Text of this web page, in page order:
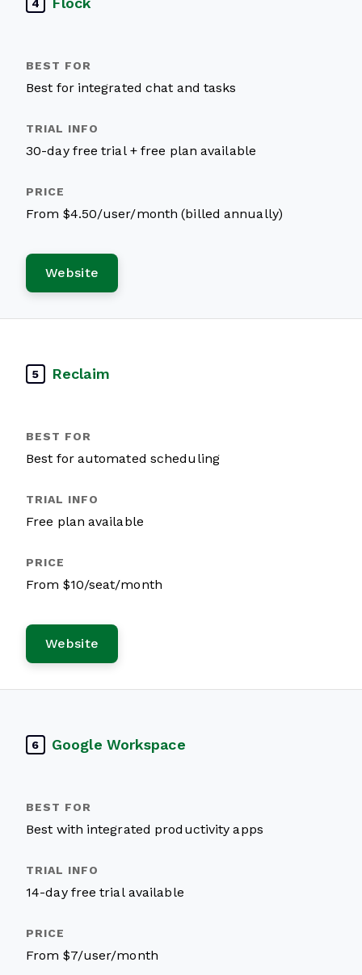
4
Best for integrated chat and tasks
30-day free trial + free plan available
From $4.50/user/month (billed annually)
Website
5 Reclaim
Best for automated scheduling
Free plan available
From $10/seat/month
Website
6 Google Workspace
Best with integrated productivity apps
14-day free trial available
From $7/user/month